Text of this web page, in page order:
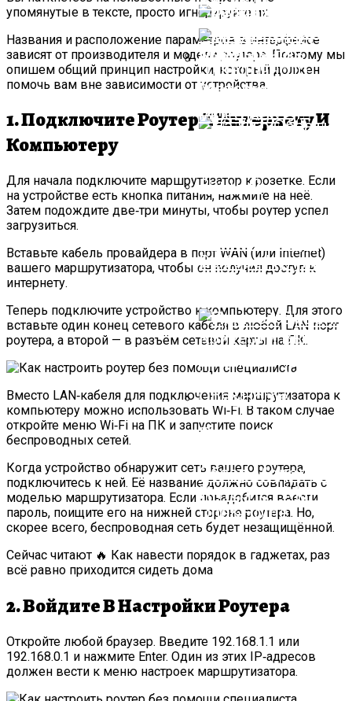
Кирпич Из Бетона:
Преимущества И
Применение
Отделочного
Материала
На Что Обратить
Внимание При
Выборе Чугунной
Ванны?
Прямой Диван:
Обзор Моделей Из
Интернет-
One&Home
Резиновые
Для Крыльца
Movie Trailer Style
Video Ads
упомянутые в тексте, просто игнорируйте их.
Названия и расположение параметров в интерфейсе
зависят от производителя и модели роутера. Поэтому мы
опишем общий принцип настройки, который должен
помочь вам вне зависимости от устройства.
1. Подключите Роутер К Интернету И
Компьютеру
Для начала подключите маршрутизатор к розетке. Если
на устройстве есть кнопка питания, нажмите на неё.
Затем подождите две‑три минуты, чтобы роутер успел
загрузиться.
Вставьте кабель провайдера в порт WAN (или Internet)
вашего маршрутизатора, чтобы он получил доступ к
интернету.
Теперь подключите устройство к компьютеру. Для этого
вставьте один конец сетевого кабеля в любой LAN‑порт
роутера, а второй — в разъём сетевой карты на ПК.
Вместо LAN‑кабеля для подключения маршрутизатора к
компьютеру можно использовать Wi‑Fi. В таком случае
откройте меню Wi‑Fi на ПК и запустите поиск
беспроводных сетей.
Когда устройство обнаружит сеть вашего роутера,
подключитесь к ней. Её название должно совпадать с
моделью маршрутизатора. Если понадобится ввести
пароль, поищите его на нижней стороне роутера. Но,
скорее всего, беспроводная сеть будет незащищённой.
Сейчас читают 🔥 Как навести порядок в гаджетах, раз
всё равно приходится сидеть дома
2. Войдите В Настройки Роутера
Откройте любой браузер. Введите 192.168.1.1 или
192.168.0.1 и нажмите Enter. Один из этих IP‑адресов
должен вести к меню настроек маршрутизатора.